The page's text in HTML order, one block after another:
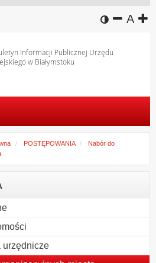
wersja
A
Informacji Publicznej Urzędu
w Białymstoku
POSTĘPOWANIA
Nabór do
urzędnicze